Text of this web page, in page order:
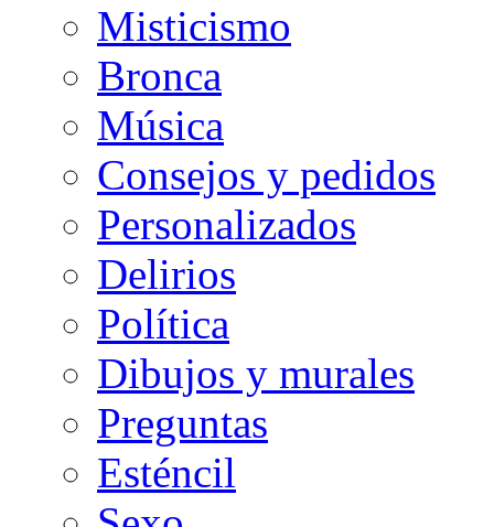
Misticismo
Bronca
Música
Consejos y pedidos
Personalizados
Delirios
Política
Dibujos y murales
Preguntas
Esténcil